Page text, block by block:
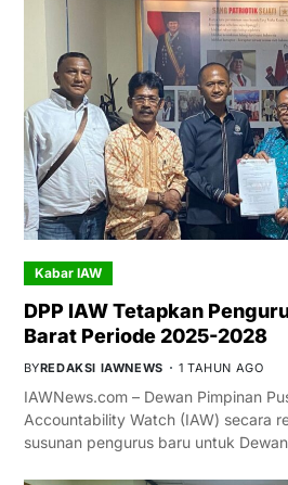
Kabar IAW
DPP IAW Tetapkan
Barat Periode 2025-2028
BYREDAKSI IAWNEWS 1 TAHUN AGO
IAWNews.com – Dewan Pimpinan
Accountability Watch (IAW) secara
susunan pengurus baru untuk